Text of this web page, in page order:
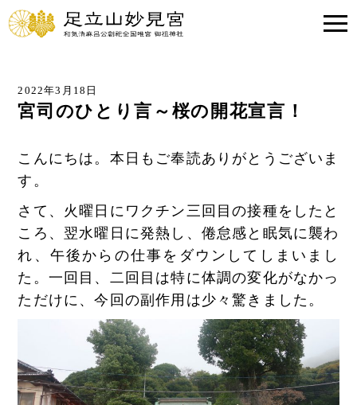
2022年3月18日
宮司のひとり言～桜の開花宣言！
こんにちは。本日もご奉読ありがとうございま
す。
さて、火曜日にワクチン三回目の接種をしたと
ころ、翌水曜日に発熱し、倦怠感と眠気に襲わ
れ、午後からの仕事をダウンしてしまいまし
た。一回目、二回目は特に体調の変化がなかっ
ただけに、今回の副作用は少々驚きました。